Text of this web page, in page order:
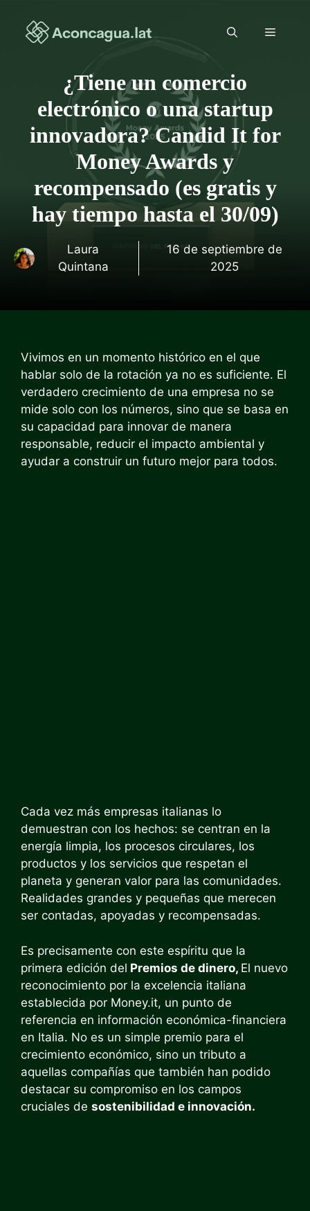
contenido
Menú
¿Tiene un comercio
electrónico o una startup
innovadora? Candid It for
Money Awards y
recompensado (es gratis y
hay tiempo hasta el 30/09)
Laura
Quintana
16 de septiembre de
2025
Vivimos en un momento histórico en el que
hablar solo de la rotación ya no es suficiente. El
verdadero crecimiento de una empresa no se
mide solo con los números, sino que se basa en
su capacidad para innovar de manera
responsable, reducir el impacto ambiental y
ayudar a construir un futuro mejor para todos.
Cada vez más empresas italianas lo
demuestran con los hechos: se centran en la
energía limpia, los procesos circulares, los
productos y los servicios que respetan el
planeta y generan valor para las comunidades.
Realidades grandes y pequeñas que merecen
ser contadas, apoyadas y recompensadas.
Es precisamente con este espíritu que la
primera edición del Premios de dinero, El nuevo
reconocimiento por la excelencia italiana
establecida por Money.it, un punto de
referencia en información económica-financiera
en Italia. No es un simple premio para el
crecimiento económico, sino un tributo a
aquellas compañías que también han podido
destacar su compromiso en los campos
cruciales de sostenibilidad e innovación.